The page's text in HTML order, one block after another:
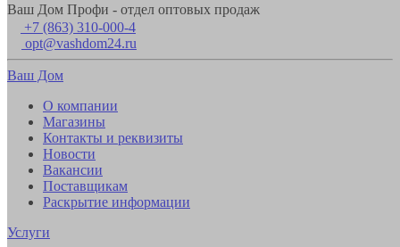
Ваш Дом Профи - отдел оптовых продаж
+7 (863) 310-000-4
opt@vashdom24.ru
Ваш Дом
О компании
Магазины
Контакты и реквизиты
Новости
Вакансии
Поставщикам
Раскрытие информации
Услуги